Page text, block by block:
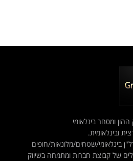
ומסחר בינלאומי
ובינלאומית.
בינלאומי/שטחים/מלונאות/חופים
של קבוצת חברות ומתמחה בשיווק